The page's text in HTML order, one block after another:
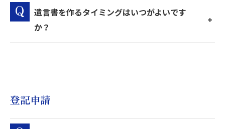
遺言書を作るタイミングはいつがよいです
か？
登記申請